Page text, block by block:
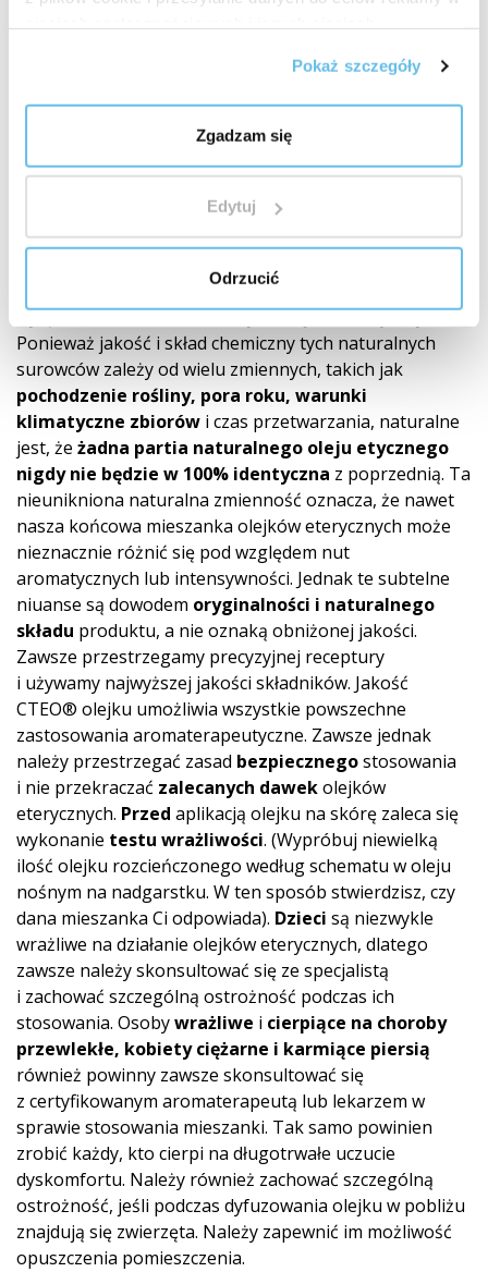
Pokaż szczegóły
Zgadzam się
Edytuj
Odrzucić
Produkty sami opracowujemy, testujemy i kontrolujemy
Zobacz, jak pracujemy z jakością
Nasze produkty (roll-on, mieszanki olejków
eterycznych, naturalne olejki eteryczne) składają się
wyłącznie w 100% z naturalnych olejków eterycznych.
Ponieważ jakość i skład chemiczny tych naturalnych
surowców zależy od wielu zmiennych, takich jak
pochodzenie rośliny, pora roku, warunki
klimatyczne zbiorów i czas przetwarzania, naturalne
jest, że żadna partia naturalnego oleju etycznego
nigdy nie będzie w 100% identyczna z poprzednią. Ta
nieunikniona naturalna zmienność oznacza, że nawet
nasza końcowa mieszanka olejków eterycznych może
nieznacznie różnić się pod względem nut
aromatycznych lub intensywności. Jednak te subtelne
niuanse są dowodem oryginalności i naturalnego
składu produktu, a nie oznaką obniżonej jakości.
Zawsze przestrzegamy precyzyjnej receptury
i używamy najwyższej jakości składników. Jakość
CTEO® olejku umożliwia wszystkie powszechne
zastosowania aromaterapeutyczne. Zawsze jednak
należy przestrzegać zasad bezpiecznegostosowania
i nie przekraczać zalecanych dawekolejków
eterycznych. Przed aplikacją olejku na skórę zaleca się
wykonanie testu wrażliwości. (Wypróbuj niewielką
ilość olejku rozcieńczonego według schematu w oleju
nośnym na nadgarstku. W ten sposób stwierdzisz, czy
dana mieszanka Ci odpowiada). Dzieci są niezwykle
wrażliwe na działanie olejków eterycznych, dlatego
zawsze należy skonsultować się ze specjalistą
i zachować szczególną ostrożność podczas ich
stosowania. Osobywrażliwe i cierpiące na choroby
przewlekłe, kobiety ciężarne i karmiące piersią
również powinny zawsze skonsultować się
z certyfikowanym aromaterapeutą lub lekarzem w
sprawie stosowania mieszanki. Tak samo powinien
zrobić każdy, kto cierpi na długotrwałe uczucie
dyskomfortu. Należy również zachować szczególną
ostrożność, jeśli podczas dyfuzowania olejku w pobliżu
znajdują się zwierzęta. Należy zapewnić im możliwość
opuszczenia pomieszczenia.